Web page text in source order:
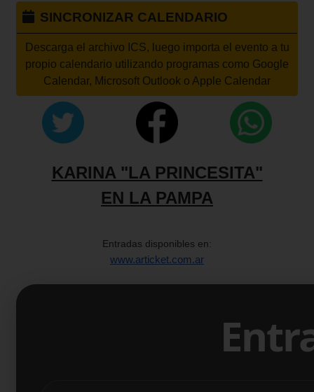
SINCRONIZAR CALENDARIO
Descarga el archivo ICS, luego importa el evento a tu
propio calendario utilizando programas como Google
Calendar, Microsoft Outlook o Apple Calendar
KARINA "LA PRINCESITA"
EN LA PAMPA
Entradas disponibles en:
www.articket.com.ar